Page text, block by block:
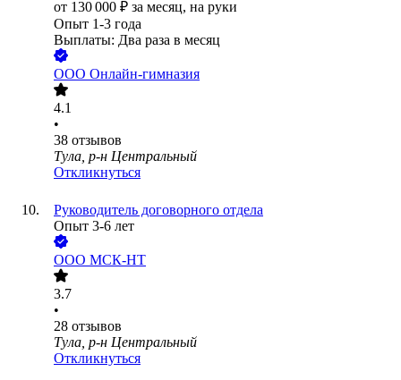
от 130 000 ₽ за месяц, на руки
Опыт 1-3 года
Выплаты: Два раза в месяц
ООО Онлайн-гимназия
4.1
•
38 отзывов
Тула, р-н Центральный
Откликнуться
Руководитель договорного отдела
Опыт 3-6 лет
ООО МСК-НТ
3.7
•
28 отзывов
Тула, р-н Центральный
Откликнуться